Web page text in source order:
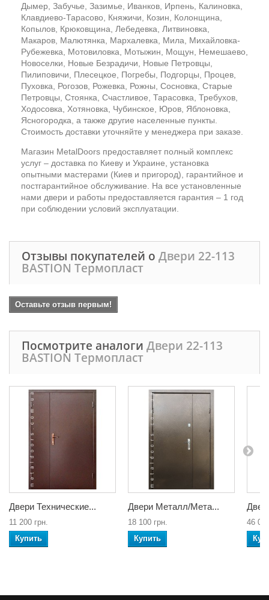
Дымер, Забучье, Зазимье, Иванков, Ирпень, Калиновка,
Клавдиево-Тарасово, Княжичи, Козин, Колонщина,
Копылов, Крюковщина, Лебедевка, Литвиновка,
Макаров, Малютянка, Мархалевка, Мила, Михайловка-
Рубежевка, Мотовиловка, Мотыжин, Мощун, Немешаево,
Новоселки, Новые Безрадичи, Новые Петровцы,
Пилиповичи, Плесецкое, Погребы, Подгорцы, Процев,
Пуховка, Рогозов, Рожевка, Рожны, Сосновка, Старые
Петровцы, Стоянка, Счастливое, Тарасовка, Требухов,
Ходосовка, Хотяновка, Чубинское, Юров, Яблоновка,
Ясногородка, а также другие населенные пункты.
Стоимость доставки уточняйте у менеджера при заказе.
Магазин MetalDoors предоставляет полный комплекс
услуг – доставка по Киеву и Украине, установка
опытными мастерами (Киев и пригород), гарантийное и
постгарантийное обслуживание. На все установленные
нами двери и работы предоставляется гарантия – 1 год
при соблюдении условий эксплуатации.
Отзывы покупателей о Двери 22-113
BASTION Термопласт
Оставьте отзыв первым!
Посмотрите аналоги Двери 22-113
BASTION Термопласт
Двери Технические...
11 200 грн.
Купить
Двери Металл/Мета...
18 100 грн.
Купить
46